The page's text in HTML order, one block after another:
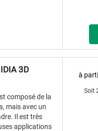
3D
composé de la
mais avec un
Il est très
applications
à
Soit